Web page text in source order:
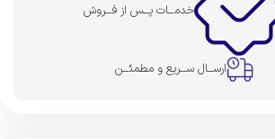
خدمــات پــس از فــروش
ارســال ســریع و مطمئــن